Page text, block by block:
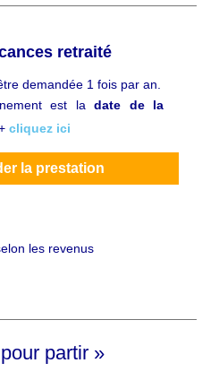
retraité
demandée 1 fois par an.
est ladate de la
cliquez ici
la prestation
les revenus
partir »